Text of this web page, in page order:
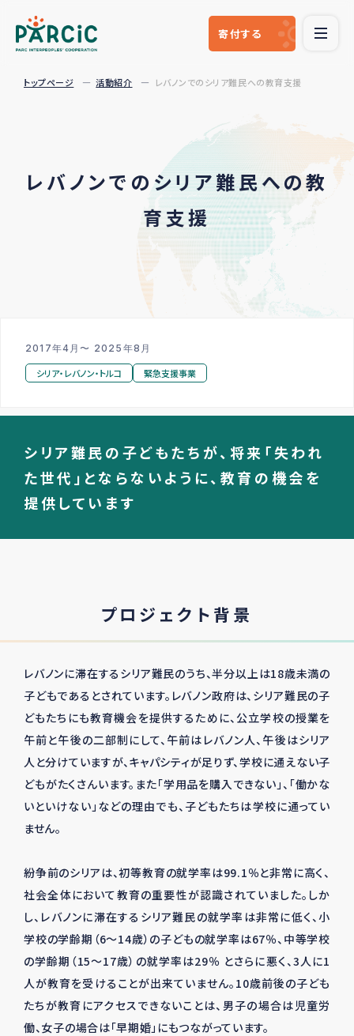
寄付する
トップページ 活動紹介 レバノンでのシリア難民への教育支援
レバノンでのシリア難民への教
育支援
2017年4月〜 2025年8月
シリア・レバノン・トルコ 緊急支援事業
シリア難民の子どもたちが、将来「失われ
た世代」とならないように、教育の機会を
提供しています
プロジェクト背景
レバノンに滞在するシリア難民のうち、半分以上は18歳未満の
子どもであるとされています。レバノン政府は、シリア難民の子
どもたちにも教育機会を提供するために、公立学校の授業を
午前と午後の二部制にして、午前はレバノン人、午後はシリア
人と分けていますが、キャパシティが足りず、学校に通えない子
どもがたくさんいます。また「学用品を購入できない」、「働かな
いといけない」などの理由でも、子どもたちは学校に通ってい
ません。
紛争前のシリアは、初等教育の就学率は99.1％と非常に高く、
社会全体において教育の重要性が認識されていました。しか
し、レバノンに滞在するシリア難民の就学率は非常に低く、小
学校の学齢期（6～14歳）の子どもの就学率は67％、中等学校
の学齢期（15～17歳）の就学率は29％ とさらに悪く、3人に1
人が教育を受けることが出来ていません。10歳前後の子ども
たちが教育にアクセスできないことは、男子の場合は児童労
働、女子の場合は「早期婚」にもつながっています。